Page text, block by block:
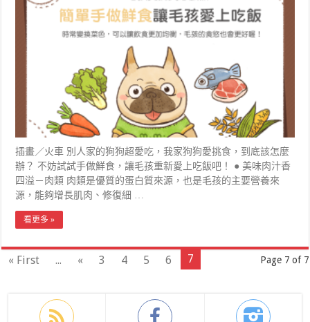
插畫／火車 別人家的狗狗超愛吃，我家狗狗愛挑食，到底該怎麼
辦？ 不妨試試手做鮮食，讓毛孩重新愛上吃飯吧！ ● 美味肉汁香
四溢－肉類 肉類是優質的蛋白質來源，也是毛孩的主要營養來
源，能夠增長肌肉、修復細 …
看更多 »
Page 7 of 7
« First ... « 3 4 5 6 7